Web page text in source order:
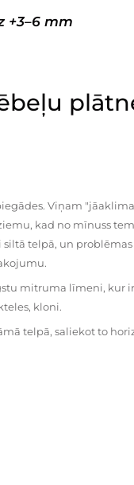
+3–6 mm
Viņam
kad no mīnuss
telpā, un problēmas
mitruma līmeni, kur
kloni.
telpā, saliekot to